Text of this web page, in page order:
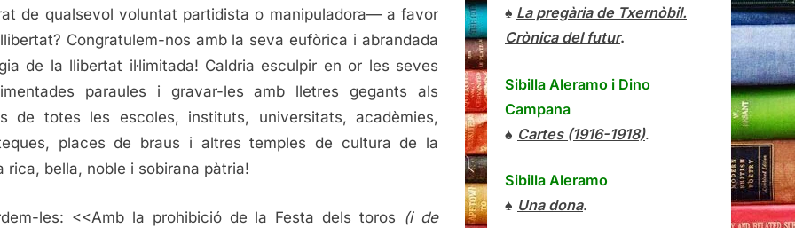
de qualsevol voluntat partidista o manipuladora— a favor
Congratulem-nos amb la seva eufòrica i abrandada
de la llibertat il·limitada! Caldria esculpir en or les seves
paraules i gravar-les amb lletres gegants als
de totes les escoles, instituts, universitats, acadèmies,
places de braus i altres temples de cultura de la
rica, bella, noble i sobirana pàtria!
les: <<Amb la prohibició de la Festa dels toros (i de
♠ La pregària de Txernòbil.
Crònica del futur.
Sibilla Aleramo i Dino
Campana
♠ Cartes (1916-1918).
Sibilla Aleramo
♠ Una dona.